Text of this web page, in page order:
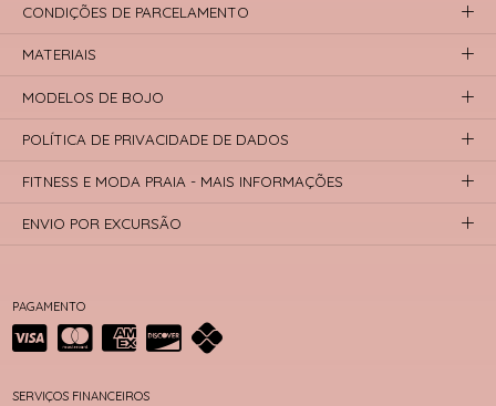
PAGAMENTO
SERVIÇOS FINANCEIROS
CONDIÇÕES DE PARCELAMENTO
MATERIAIS
MODELOS DE BOJO
POLÍTICA DE PRIVACIDADE DE DADOS
FITNESS E MODA PRAIA - MAIS INFORMAÇÕES
ENVIO POR EXCURSÃO